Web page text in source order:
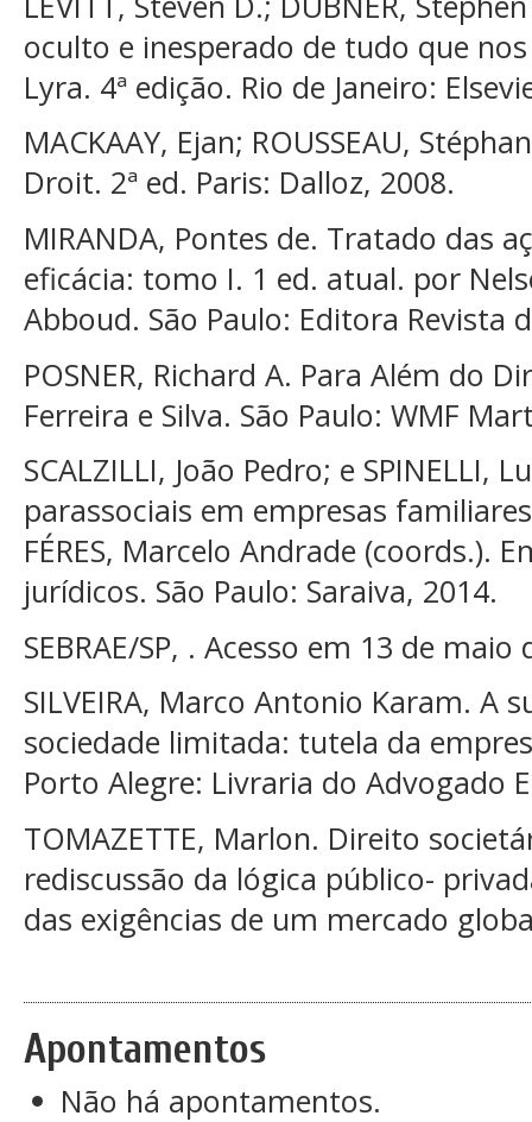
oculto e inesperado de tudo que
Lyra. 4ª edição. Rio de Janeiro:
MACKAAY, Ejan; ROUSSEAU,
Droit. 2ª ed. Paris: Dalloz, 2008.
MIRANDA, Pontes de. Tratado das
eficácia: tomo I. 1 ed. atual. por
Abboud. São Paulo: Editora Revista
POSNER, Richard A. Para Além do
Ferreira e Silva. São Paulo: WMF
SCALZILLI, João Pedro; e SPINELLI,
parassociais em empresas
FÉRES, Marcelo Andrade (coords.).
jurídicos. São Paulo: Saraiva, 2014.
SEBRAE/SP, . Acesso em 13 de maio
SILVEIRA, Marco Antonio Karam. A
sociedade limitada: tutela da
Porto Alegre: Livraria do Advogado
TOMAZETTE, Marlon. Direito
rediscussão da lógica público-
das exigências de um mercado
Apontamentos
Não há apontamentos.